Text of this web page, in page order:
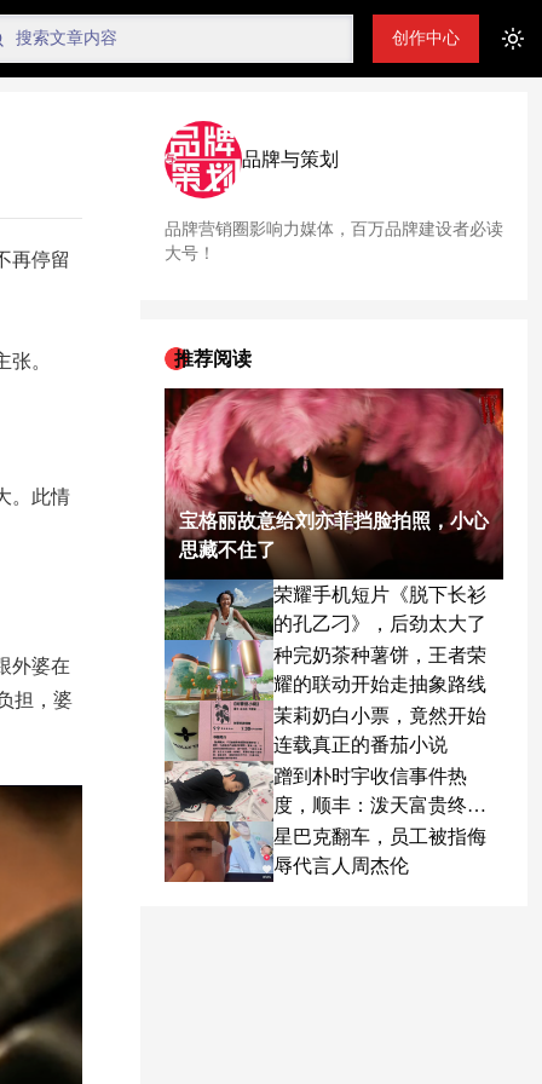
创作中心
再停留
。
。此情
外婆在
担，婆
品牌与策划
品牌营销圈影响力媒体，百万品牌建设者必读
大号！
推荐阅读
宝格丽故意给刘亦菲挡脸拍照，小心
思藏不住了
荣耀手机短片《脱下长衫
的孔乙刁》，后劲太大了
种完奶茶种薯饼，王者荣
耀的联动开始走抽象路线
茉莉奶白小票，竟然开始
连载真正的番茄小说
蹭到朴时宇收信事件热
度，顺丰：泼天富贵终于
轮到我了
星巴克翻车，员工被指侮
辱代言人周杰伦